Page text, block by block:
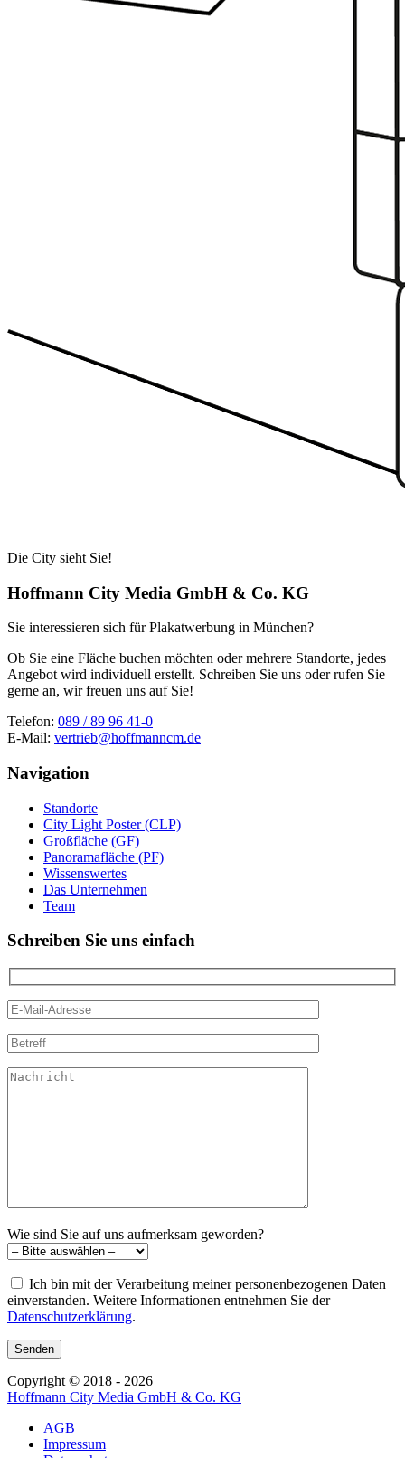
Die City sieht Sie!
Hoffmann City Media GmbH & Co. KG
Sie interessieren sich für Plakatwerbung in München?
Ob Sie eine Fläche buchen möchten oder mehrere Standorte, jedes
Angebot wird individuell erstellt. Schreiben Sie uns oder rufen Sie
gerne an, wir freuen uns auf Sie!
Telefon: 089 / 89 96 41-0
E-Mail: vertrieb@hoffmanncm.de
Navigation
Standorte
City Light Poster (CLP)
Großfläche (GF)
Panoramafläche (PF)
Wissenswertes
Das Unternehmen
Team
Schreiben Sie uns einfach
Wie sind Sie auf uns aufmerksam geworden?
Ich bin mit der Verarbeitung meiner personenbezogenen Daten
einverstanden. Weitere Informationen entnehmen Sie der
Datenschutzerklärung.
Copyright © 2018 - 2026
Hoffmann City Media GmbH & Co. KG
AGB
Impressum